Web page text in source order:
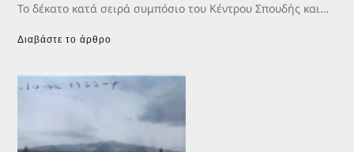
Το δέκατο κατά σειρά συμπόσιο του Κέντρου Σπουδής και…
Διαβάστε το άρθρο